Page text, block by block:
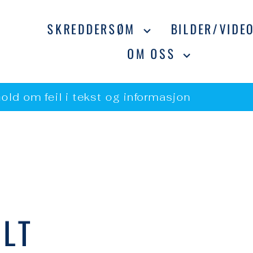
SKREDDERSØM
BILDER/VIDEO
OM OSS
om feil i tekst og informasjon